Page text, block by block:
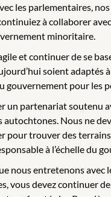
les parlementaires,
à collaborer
minoritaire.
et continuer de se
soient adaptés
pour les
un partenariat
Nous ne
trouver des
à l’échelle du
nous entretenons
vous devez continuer